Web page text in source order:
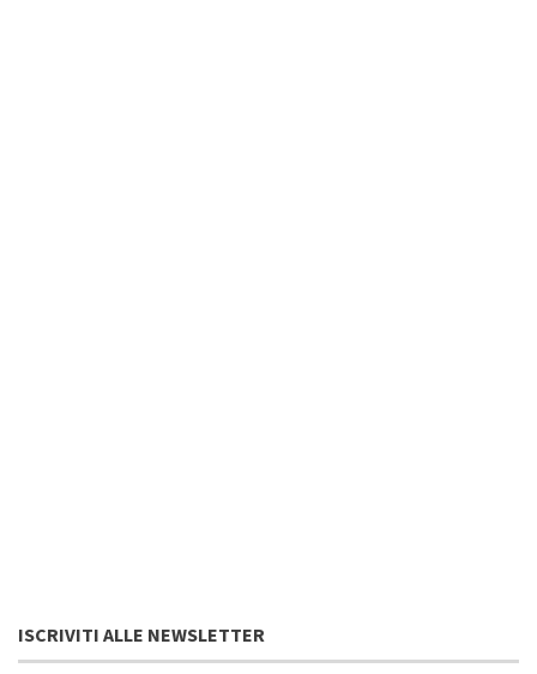
ISCRIVITI ALLE NEWSLETTER